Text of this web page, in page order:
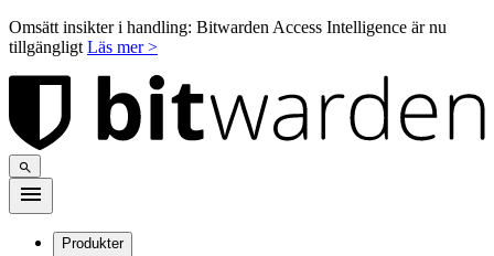
Omsätt insikter i handling: Bitwarden Access Intelligence är nu
tillgängligt Läs mer >
Produkter